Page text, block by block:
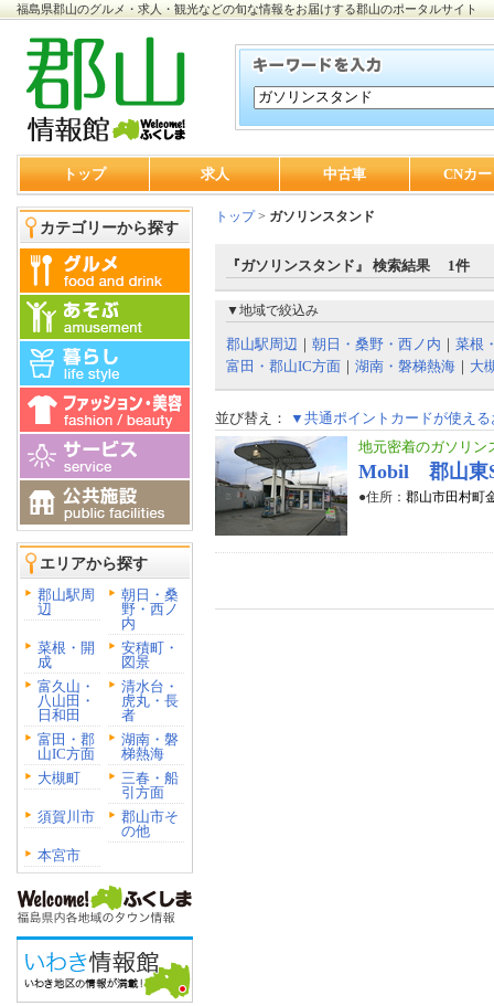
福島県郡山のグルメ・求人・観光などの旬な情報をお届けする郡山のポータルサイト
トップ 求人 中古車 CNカ
カテゴリーから探す
エリアから探す
郡山駅周
辺
朝日・桑
野・西ノ
内
菜根・開
成
安積町・
図景
富久山・
八山田・
日和田
清水台・
虎丸・長
者
富田・郡
山IC方面
湖南・磐
梯熱海
大槻町
三春・船
引方面
須賀川市
郡山市そ
の他
本宮市
トップ> ガソリンスタンド
『ガソリンスタンド』 検索結果 1件
▼地域で絞込み
郡山駅周辺 ｜ 朝日・桑野・西ノ内 ｜ 菜根
富田・郡山IC方面 ｜ 湖南・磐梯熱海 ｜ 大
並び替え：
▼共通ポイントカードが使える
地元密着のガソリン
Mobil 郡山東
●住所： 郡山市田村町